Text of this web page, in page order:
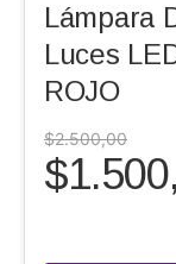
Lámpara
Luces
ROJO
$2.500,00